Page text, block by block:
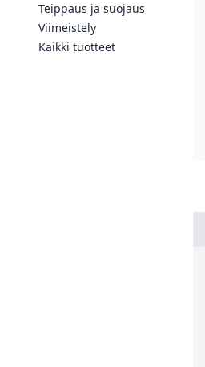
Teippaus ja suojaus
Viimeistely
Kaikki tuotteet